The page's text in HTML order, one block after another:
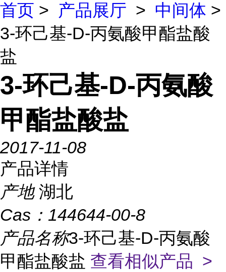
首页 > 产品展厅 > 中间体 >
3-环己基-D-丙氨酸甲酯盐酸
盐
3-环己基-D-丙氨酸
甲酯盐酸盐
2017-11-08
产品详情
产地 湖北
Cas： 144644-00-8
产品名称3-环己基-D-丙氨酸
甲酯盐酸盐 查看相似产品 >